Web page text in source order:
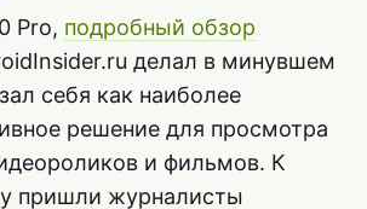
Pro, подробный обзор
делал в минувшем
себя как наиболее
решение для просмотра
и фильмов. К
пришли журналисты